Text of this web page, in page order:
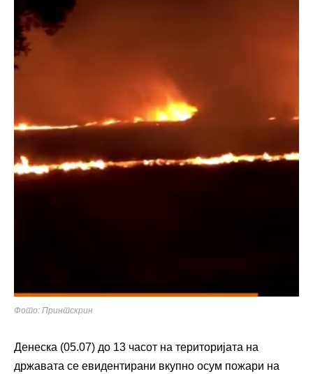
Фото: Принтскрин
Денеска (05.07) до 13 часот на територијата на
државата се евидентирани вкупно осум пожари на